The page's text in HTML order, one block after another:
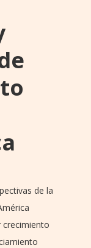
de la
crecimiento